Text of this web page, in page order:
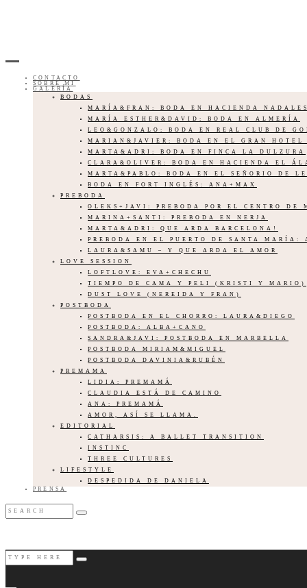
CONTACTO
SOBRE MI
GALERÍA
BODAS
MARÍA&FRAN: BODA EN HACIENDA NADALES
MARÍA ESTHER&DAVID: BODA EN ALMERÍA
LEO&GONZALO: BODA EN REAL CLUB DE
MARIAN&JAVIER: BODA EN EL GRAN HOTEL
MARTA&ADRI: BODA EN FINCA LA DULZURA
CLARA&OLIVER: BODA EN HACIENDA EL
MARTA&PABLO: BODA EN EL SEÑORIO DE
BODA EN FORT INGLÉS: ANA+MAX
PREBODA
OLEKS+JAVI: PREBODA POR EL CENTRO DE
MARINA+SANTI: PREBODA EN NERJA
MARTA&ADRI: QUE ARDA BARCELONA!
PREBODA EN EL PUERTO DE SANTA MARÍA:
LAURA&SAMU – Y QUE ARDA EL AMOR
LOVE SESSION
LOFTLOVE: EVA+CHECHU
TIEMPO DE CAMA Y PELI (KRISTI Y MARIO)
DUST LOVE (NEREIDA Y FRAN)
POSTBODA
POSTBODA EN EL CHORRO: LAURA&DIEGO
POSTBODA: ALBA+CANO
SANDRA&JAVI: POSTBODA EN MARBELLA
POSTBODA MIRIAM&MIGUEL
POSTBODA DAVINIA&RUBÉN
PREMAMA
LIDIA: PREMAMÁ
CLAUDIA ESTÁ DE CAMINO
ANA: PREMAMÁ
AMOR, ASÍ SE LLAMA.
EDITORIAL
CATHARSIS: A BALLET TRANSITION
INSTINC
THREE CULTURES
LIFESTYLE
DESPEDIDA DE DANIELA
PRENSA